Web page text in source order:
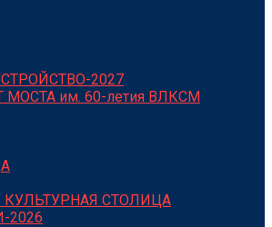
2027
МОСТА им. 60-летия ВЛКСМ
СТОЛИЦА
2026